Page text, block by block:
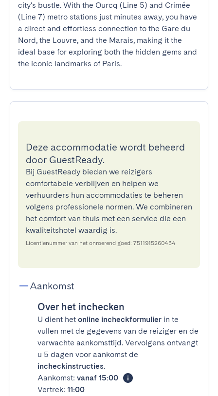
city's bustle. With the Ourcq (Line 5) and Crimée
(Line 7) metro stations just minutes away, you have
a direct and effortless connection to the Gare du
Nord, the Louvre, and the Marais, making it the
ideal base for exploring both the hidden gems and
the iconic landmarks of Paris.
Deze accommodatie wordt beheerd
door GuestReady.
Bij GuestReady bieden we reizigers
comfortabele verblijven en helpen we
verhuurders hun accommodaties te beheren
volgens professionele normen. We combineren
het comfort van thuis met een service die een
kwaliteitshotel waardig is.
Licentienummer van het onroerend goed: 7511915260434
Aankomst
Over het inchecken
U dient het online incheckformulier in te
vullen met de gegevens van de reiziger en de
verwachte aankomsttijd. Vervolgens ontvangt
u 5 dagen voor aankomst de
incheckinstructies.
Aankomst: vanaf 15:00
Vertrek: 11:00